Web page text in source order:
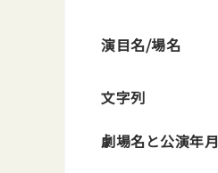
演目名/場名
文字列
劇場名と公演年月